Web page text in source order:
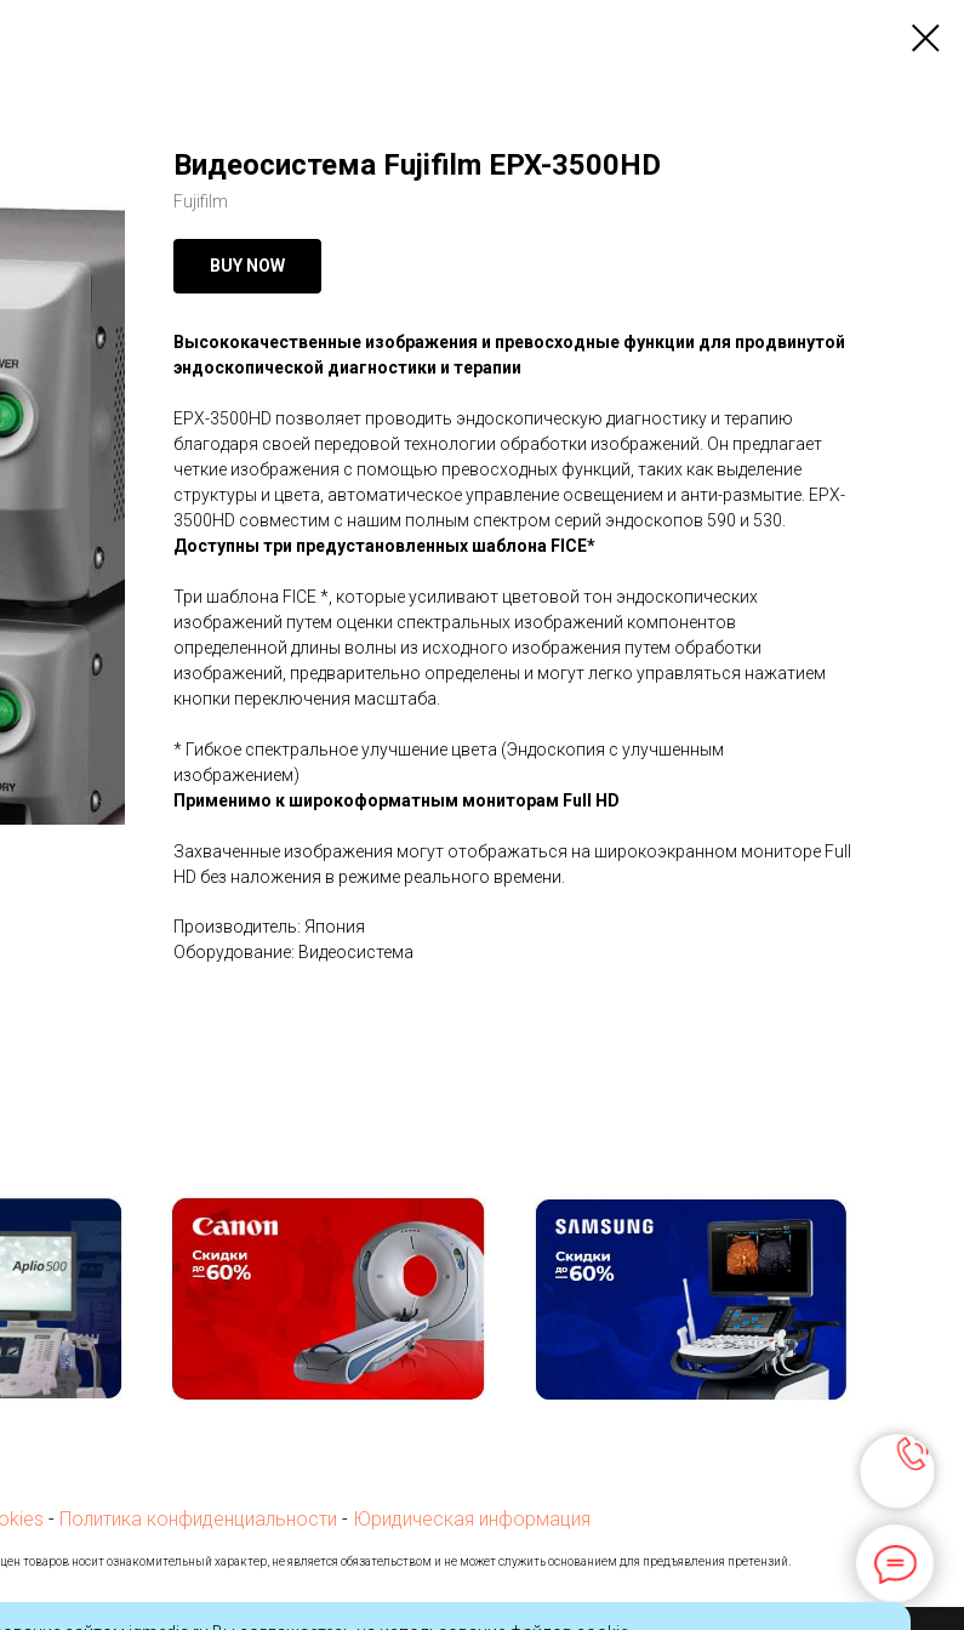
Видеосистема Fujifilm EPX-3500HD
Fujifilm
BUY NOW
Высококачественные изображения и превосходные функции для продвинутой
эндоскопической диагностики и терапии
EPX-3500HD позволяет проводить эндоскопическую диагностику и терапию
благодаря своей передовой технологии обработки изображений. Он предлагает
четкие изображения с помощью превосходных функций, таких как выделение
структуры и цвета, автоматическое управление освещением и анти-размытие. EPX-
3500HD совместим с нашим полным спектром серий эндоскопов 590 и 530.
Доступны три предустановленных шаблона FICE*
Три шаблона FICE *, которые усиливают цветовой тон эндоскопических
изображений путем оценки спектральных изображений компонентов
определенной длины волны из исходного изображения путем обработки
изображений, предварительно определены и могут легко управляться нажатием
кнопки переключения масштаба.
* Гибкое спектральное улучшение цвета (Эндоскопия с улучшенным
изображением)
Применимо к широкоформатным мониторам Full HD
Захваченные изображения могут отображаться на широкоэкранном мониторе Full
HD без наложения в режиме реального времени.
Производитель: Япония
Оборудование: Видеосистема
- Политика конфиденциальности - Юридическая информация
товаров носит ознакомительный характер, не является обязательством и не может служить основанием для предъявления претензий.